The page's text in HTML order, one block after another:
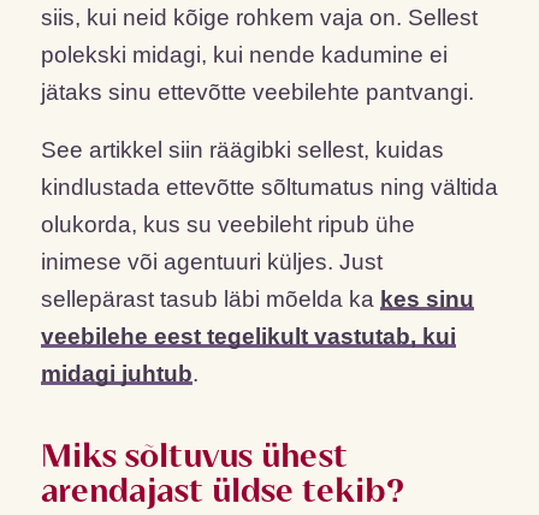
siis, kui neid kõige rohkem vaja on. Sellest
polekski midagi, kui nende kadumine ei
jätaks sinu ettevõtte veebilehte pantvangi.
See artikkel siin räägibki sellest, kuidas
kindlustada ettevõtte sõltumatus ning vältida
olukorda, kus su veebileht ripub ühe
inimese või agentuuri küljes. Just
sellepärast tasub läbi mõelda ka kes sinu
veebilehe eest tegelikult vastutab, kui
midagi juhtub.
Miks sõltuvus ühest
arendajast üldse tekib?